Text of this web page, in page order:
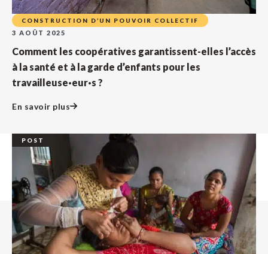
CONSTRUCTION D’UN POUVOIR COLLECTIF
3 AOÛT 2025
Comment les coopératives garantissent-elles l’accès
à la santé et à la garde d’enfants pour les
travailleuse·eur·s ?
En savoir plus
POST